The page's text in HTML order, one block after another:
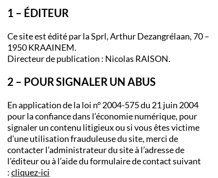
1 – ÉDITEUR
Ce site est édité par la Sprl, Arthur Dezangrélaan, 70 –
1950 KRAAINEM.
Directeur de publication : Nicolas RAISON.
2 – POUR SIGNALER UN ABUS
En application de la loi n° 2004-575 du 21 juin 2004
pour la confiance dans l’économie numérique, pour
signaler un contenu litigieux ou si vous êtes victime
d’une utilisation frauduleuse du site, merci de
contacter l’administrateur du site à l’adresse de
l’éditeur ou à l’aide du formulaire de contact suivant
:cliquez-ici